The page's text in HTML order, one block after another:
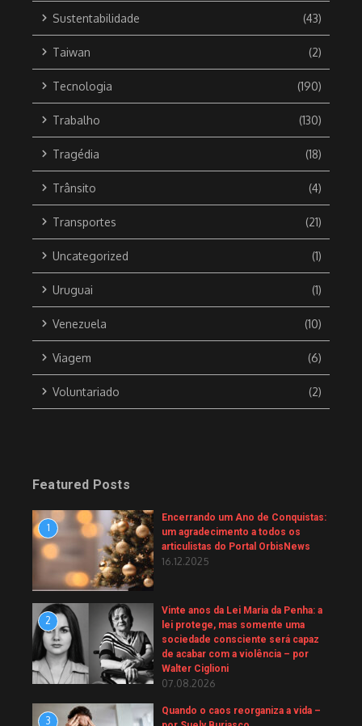
Sustentabilidade (43)
Taiwan (2)
Tecnologia (190)
Trabalho (130)
Tragédia (18)
Trânsito (4)
Transportes (21)
Uncategorized (1)
Uruguai (1)
Venezuela (10)
Viagem (6)
Voluntariado (2)
Featured Posts
1
Encerrando um Ano de Conquistas:
um agradecimento a todos os
articulistas do Portal OrbisNews
16.12.2025
2
Vinte anos da Lei Maria da Penha: a
lei protege, mas somente uma
sociedade consciente será capaz
de acabar com a violência – por
Walter Ciglioni
07.08.2026
3
Quando o caos reorganiza a vida –